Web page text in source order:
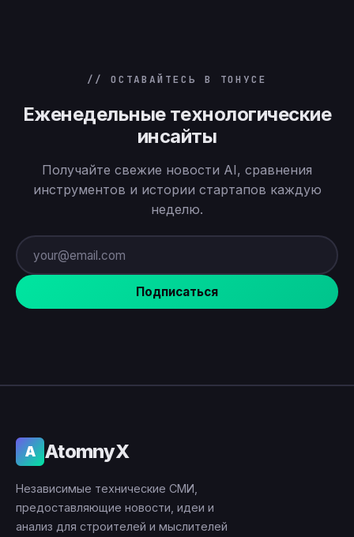
// ОСТАВАЙТЕСЬ В ТОНУСЕ
Еженедельные технологические
инсайты
Получайте свежие новости AI, сравнения
инструментов и истории стартапов каждую
неделю.
Подписаться
A AtomnyX
Независимые технические СМИ,
предоставляющие новости, идеи и
анализ для строителей и мыслителей